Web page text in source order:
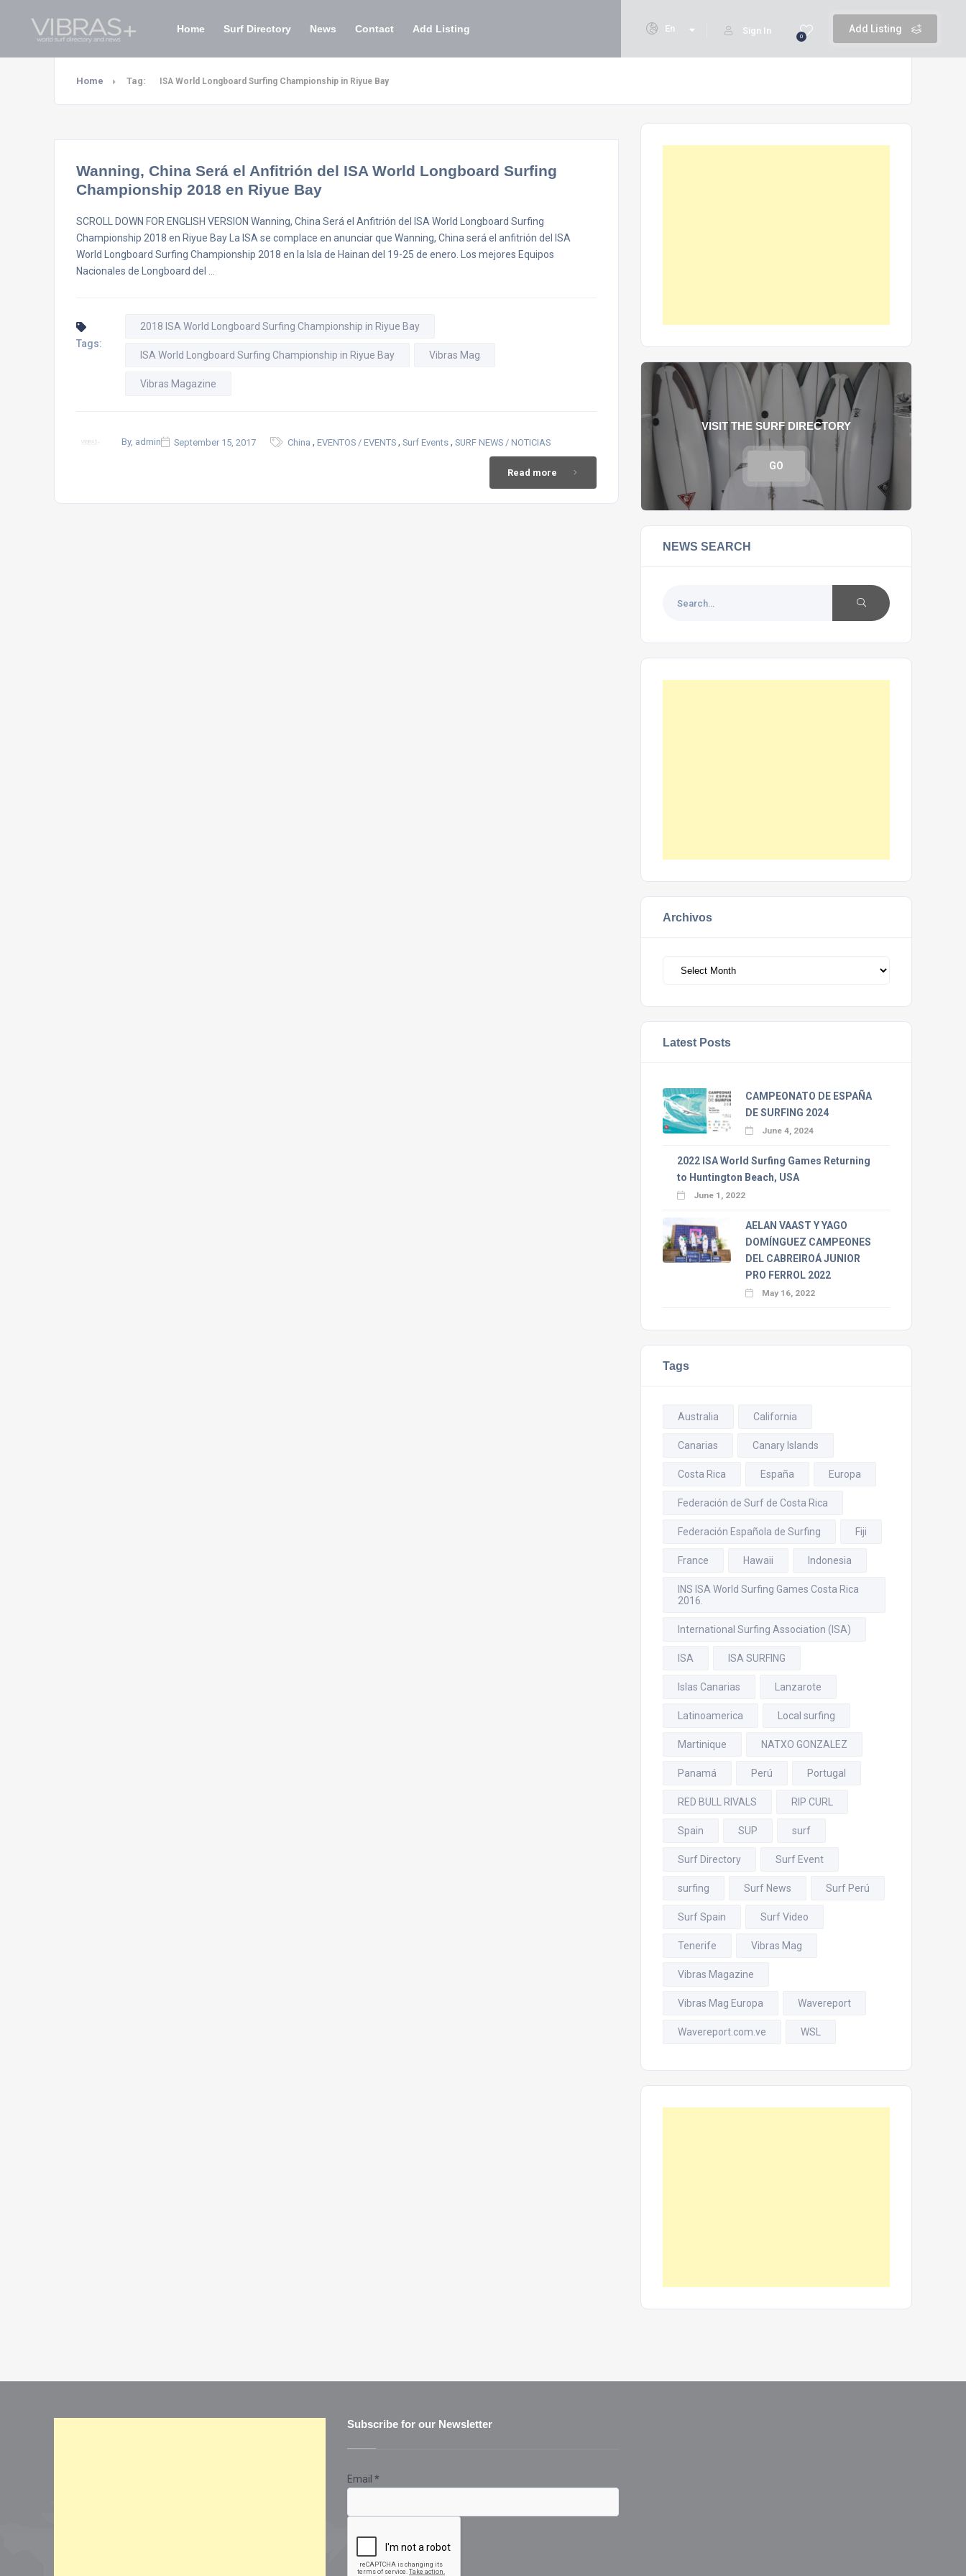
Add Listing
0
Sign In
En
Home Surf Directory News Contact Add Listing
Home Tag: ISA World Longboard Surfing Championship in Riyue Bay
Wanning, China Será el Anfitrión del ISA World Longboard Surfing
Championship 2018 en Riyue Bay
SCROLL DOWN FOR ENGLISH VERSION Wanning, China Será el Anfitrión del ISA World Longboard Surfing
Championship 2018 en Riyue Bay La ISA se complace en anunciar que Wanning, China será el anfitrión del ISA
World Longboard Surfing Championship 2018 en la Isla de Hainan del 19-25 de enero. Los mejores Equipos
Nacionales de Longboard del …
Tags:
2018 ISA World Longboard Surfing Championship in Riyue Bay
ISA World Longboard Surfing Championship in Riyue Bay Vibras Mag
Vibras Magazine
By, admin September 15, 2017 China , EVENTOS / EVENTS , Surf Events , SURF NEWS / NOTICIAS
Read more
VISIT THE SURF DIRECTORY
GO
NEWS SEARCH
Archivos
Latest Posts
CAMPEONATO DE ESPAÑA
DE SURFING 2024
June 4, 2024
2022 ISA World Surfing Games Returning
to Huntington Beach, USA
June 1, 2022
AELAN VAAST Y YAGO
DOMÍNGUEZ CAMPEONES
DEL CABREIROÁ JUNIOR
PRO FERROL 2022
May 16, 2022
Tags
Australia California
Canarias Canary Islands
Costa Rica España Europa
Federación de Surf de Costa Rica
Federación Española de Surfing Fiji
France Hawaii Indonesia
INS ISA World Surfing Games Costa Rica
2016.
International Surfing Association (ISA)
ISA ISA SURFING
Islas Canarias Lanzarote
Latinoamerica Local surfing
Martinique NATXO GONZALEZ
Panamá Perú Portugal
RED BULL RIVALS RIP CURL
Spain SUP surf
Surf Directory Surf Event
surfing Surf News Surf Perú
Surf Spain Surf Video
Tenerife Vibras Mag
Vibras Magazine
Vibras Mag Europa Wavereport
Wavereport.com.ve WSL
Subscribe for our Newsletter
Email *